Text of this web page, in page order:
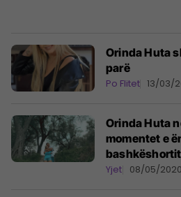
Orinda Huta
parë
Po Flitet 13/03/
Orinda Huta
momentet e
bashkëshortit
Yjet 08/05/2020